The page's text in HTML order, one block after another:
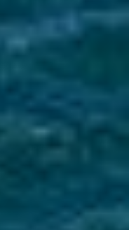
ses administrés de
d’alerte tsunami sur